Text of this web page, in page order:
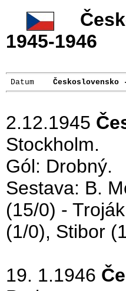
1945-1946
Datum
2.12.1945
Stockholm.
Gól: Drobný.
Sestava: B.
(15/0) -
(1/0), Stibor
19. 1.1946